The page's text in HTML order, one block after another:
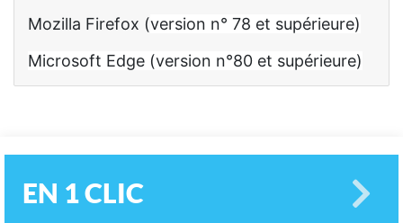
Mozilla Firefox (version n° 78 et supérieure)
Microsoft Edge (version n°80 et supérieure)
EN 1 CLIC